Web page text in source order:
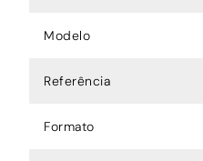
Modelo
Referência
Formato